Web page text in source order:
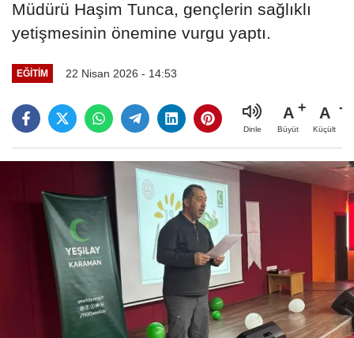
Müdürü Haşim Tunca, gençlerin sağlıklı
yetişmesinin önemine vurgu yaptı.
EĞITIM 22 Nisan 2026 - 14:53
Dinle
A
Büyüt
A
Küçült